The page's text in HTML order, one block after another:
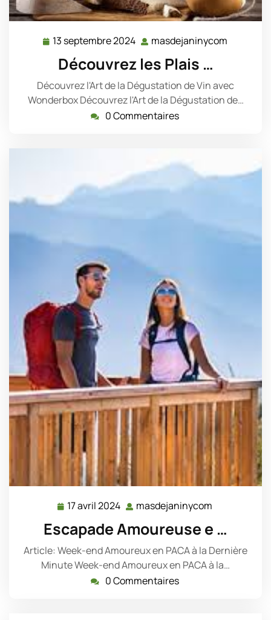
13 septembre 2024 13
septembre
2024
masdejaninycom
Découvrez les Plais …
Découvrez l'Art de la Dégustation de Vin avec
Wonderbox Découvrez l'Art de la Dégustation de…
0 Commentaires
17 avril 2024 17
avril
2024
masdejaninycom
Escapade Amoureuse e …
Article: Week-end Amoureux en PACA à la Dernière
Minute Week-end Amoureux en PACA à la…
0 Commentaires